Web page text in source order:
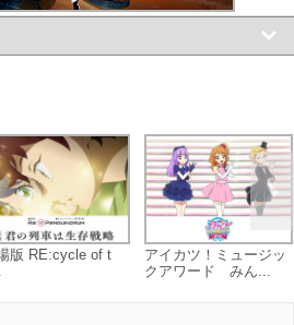
版 RE:cycle of t
アイカツ！ミュージッ
クアワード みん...